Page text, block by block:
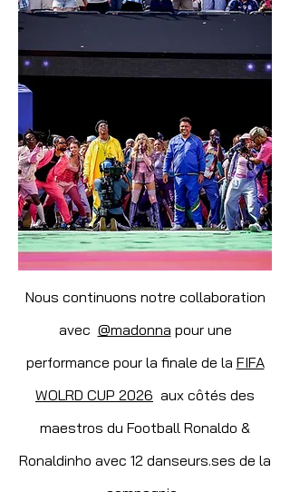
Nous continuons notre collaboration
avec @madonna pour une
performance pour la finale de la FIFA
WOLRD CUP 2026 aux côtés des
maestros du Football Ronaldo &
Ronaldinho avec 12 danseurs.ses de la